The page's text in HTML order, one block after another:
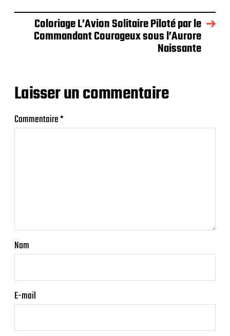
Coloriage L’Avion Solitaire Piloté par le
Commandant Courageux sous l’Aurore
Naissante
Laisser un commentaire
Commentaire*
Nom
E-mail